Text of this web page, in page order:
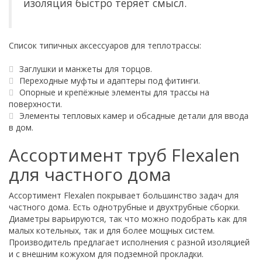
изоляция быстро теряет смысл.
Список типичных аксессуаров для теплотрассы:
Заглушки и манжеты для торцов.
Переходные муфты и адаптеры под фитинги.
Опорные и крепёжные элементы для трассы на
поверхности.
Элементы тепловых камер и обсадные детали для ввода
в дом.
Ассортимент труб Flexalen
для частного дома
Ассортимент Flexalen покрывает большинство задач для
частного дома. Есть однотрубные и двухтрубные сборки.
Диаметры варьируются, так что можно подобрать как для
малых котельных, так и для более мощных систем.
Производитель предлагает исполнения с разной изоляцией
и с внешним кожухом для подземной прокладки.